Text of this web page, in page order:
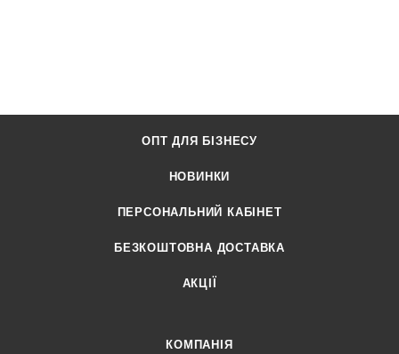
ОПТ ДЛЯ БІЗНЕСУ
НОВИНКИ
ПЕРСОНАЛЬНИЙ КАБІНЕТ
БЕЗКОШТОВНА ДОСТАВКА
АКЦІЇ
КОМПАНІЯ